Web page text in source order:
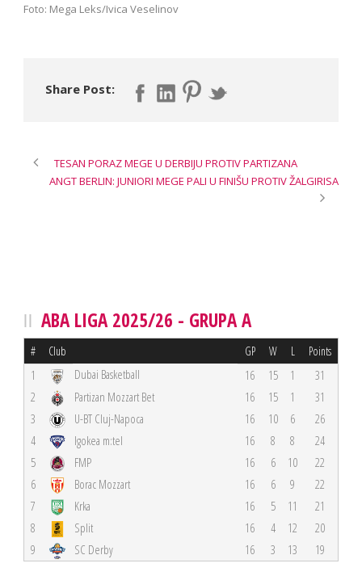
Foto: Mega Leks/Ivica Veselinov
Share Post:
TESAN PORAZ MEGE U DERBIJU PROTIV PARTIZANA
ANGT BERLIN: JUNIORI MEGE PALI U FINIŠU PROTIV ŽALGIRISA
ABA LIGA 2025/26 - GRUPA A
# Club GP W L Points
1 Dubai Basketball 16 15 1
31
2
Partizan Mozzart Bet 16 15 1
31
3
U-BT Cluj-Napoca 16 10 6
26
4
Igokea m:tel 16 8 8
24
5
FMP 16 6 10
22
6
Borac Mozzart 16 6 9
22
7
Krka 16 5 11
21
8
Split 16 4 12
20
9
SC Derby 16 3 13 19